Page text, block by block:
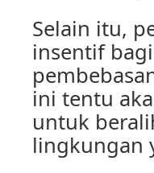
Selain itu,
insentif
ini tentu
untuk
lingkungan